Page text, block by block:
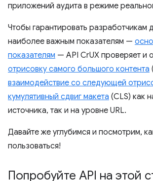
приложений аудита в режиме
Чтобы гарантировать разработчикам
наиболее важным показателям —
показателям — API CrUX проверяет и
отрисовку самого большого контента
взаимодействие со следующей
кумулятивный сдвиг макета (CLS) как
источника, так и на уровне URL.
Давайте же углубимся и посмотрим,
пользоваться!
Попробуйте API на этой